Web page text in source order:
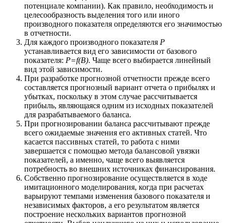
потенциале компании). Как правило, необходимость и
целесообразность выделения того или иного
производного показателя определяются его значимостью
в отчетности.
Для каждого производного показателя P
устанавливается вид его зависимости от базового
показателя: P=f(B). Чаще всего выбирается линейный
вид этой зависимости.
При разработке прогнозной отчетности прежде всего
составляется прогнозный вариант отчета о прибылях и
убытках, поскольку в этом случае рассчитывается
прибыль, являющаяся одним из исходных показателей
для разрабатываемого баланса.
При прогнозировании баланса рассчитывают прежде
всего ожидаемые значения его активных статей. Что
касается пассивных статей, то работа с ними
завершается с помощью метода балансовой увязки
показателей, а именно, чаще всего выявляется
потребность во внешних источниках финансирования.
Собственно прогнозирование осуществляется в ходе
имитационного моделирования, когда при расчетах
варьируют темпами изменения базового показателя и
независимых факторов, а его результатом является
построение нескольких вариантов прогнозной